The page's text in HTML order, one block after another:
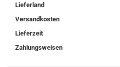
Lieferland
Versandkosten
Lieferzeit
Zahlungsweisen